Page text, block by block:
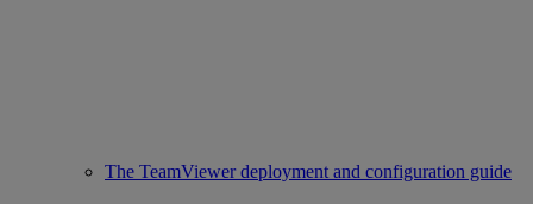
The TeamViewer deployment and configuration guide